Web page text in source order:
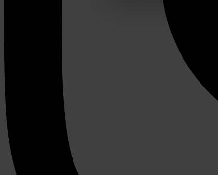
websiteverkeer te
media, adverteren en
verstrekt of die ze hebben